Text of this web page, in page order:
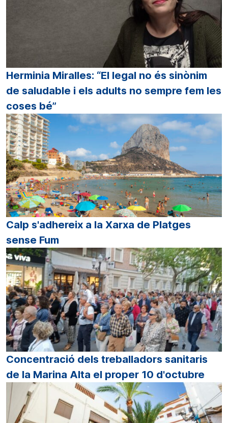
Herminia Miralles: “El legal no és sinònim
de saludable i els adults no sempre fem les
coses bé”
Calp s'adhereix a la Xarxa de Platges
sense Fum
Concentració dels treballadors sanitaris
de la Marina Alta el proper 10 d'octubre